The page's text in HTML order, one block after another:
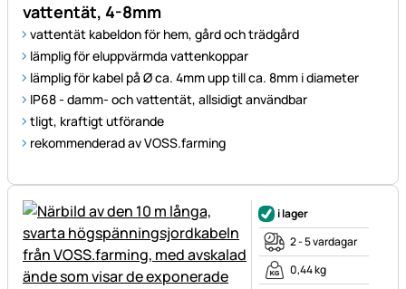
vattentät, 4-8mm
vattentät kabeldon för hem, gård och trädgård
lämplig för eluppvärmda vattenkoppar
lämplig för kabel på Ø ca. 4mm upp till ca. 8mm i diameter
IP68 - damm- och vattentät, allsidigt användbar
tligt, kraftigt utförande
rekommenderad av VOSS.farming
i lager
2 - 5 vardagar
0,44 kg